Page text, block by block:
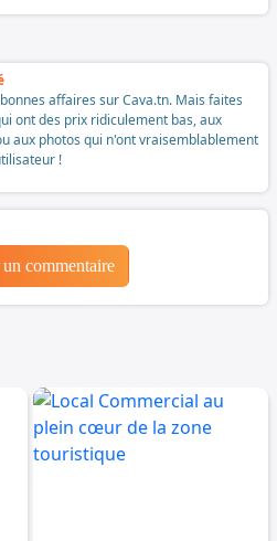
affaires sur Cava.tn. Mais faites
ont des prix ridiculement bas, aux
aux photos qui n'ont vraisemblablement
!
commentaire